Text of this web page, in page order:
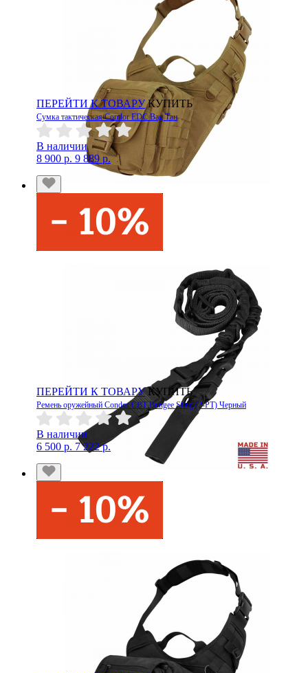
ПЕРЕЙТИ К ТОВАРУ КУПИТЬ
Сумка тактическая Condor EDC Bag Тан
В наличии
8 900 р. 9 889 р.
ПЕРЕЙТИ К ТОВАРУ КУПИТЬ
Ремень оружейный Condor CBT Bungee Sling (2-PT) Черный
В наличии
6 500 р. 7 222 р.